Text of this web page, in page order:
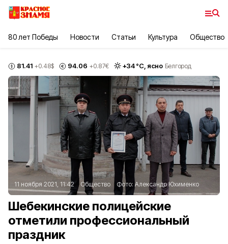
80 лет Победы Новости Статьи Культура Общество
81.41 +0.48$ 94.06 +0.87€ +34°С, ясно Белгород
11 ноября 2021, 11:42 Общество Фото: Александр Юхименко
Шебекинские полицейские
отметили профессиональный
праздник